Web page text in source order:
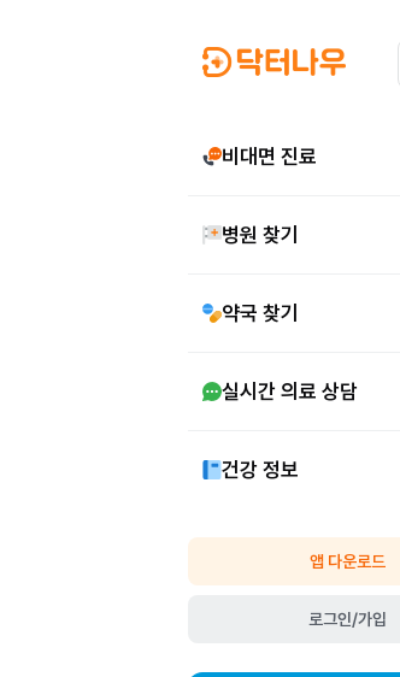
비대면 진료
병원 찾기
약국 찾기
실시간 의료 상담
건강 정보
앱 다운로드
로그인/가입